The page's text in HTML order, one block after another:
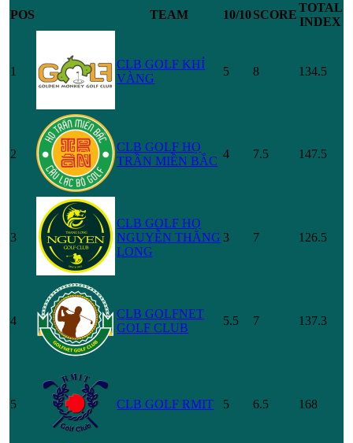
POS TEAM 10/10SCORE
TOTAL
INDEX
1
CLB GOLF KHỈ
VÀNG
5 8 134.5
2
CLB GOLF HỌ
TRẦN MIỀN BẮC
4 7.5 147.5
3
CLB GOLF HỌ
NGUYỄN THĂNG
LONG
3 7 126.5
4
CLB GOLFNET
GOLF CLUB
5.5 7 137.3
5 CLB GOLF RMIT 5 6.5 168